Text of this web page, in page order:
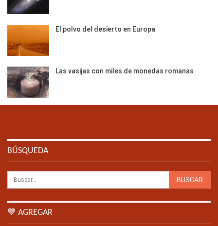
El polvo del desierto en Europa
Las vasijas con miles de monedas romanas
BÚSQUEDA
💙 AGREGAR